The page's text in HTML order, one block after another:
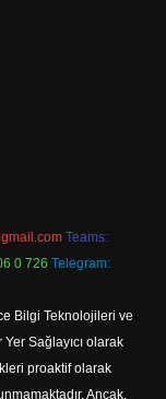
Teams:
0 726 Telegram:
Bilgi Teknolojileri ve
Sağlayıcı olarak
proaktif olarak
Ancak,